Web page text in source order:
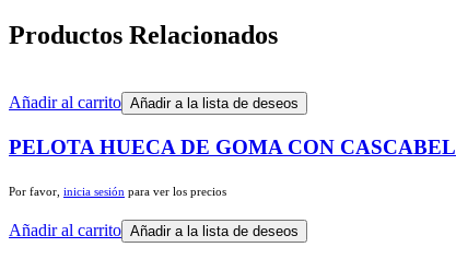
Productos Relacionados
Añadir al carrito Añadir a la lista de deseos
PELOTA HUECA DE GOMA CON CASCABEL
Por favor, inicia sesión para ver los precios
Añadir al carrito Añadir a la lista de deseos